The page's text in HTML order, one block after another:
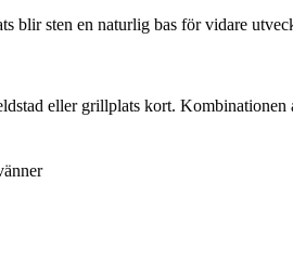
blir sten en naturlig bas för vidare
eller grillplats kort. Kombinationen